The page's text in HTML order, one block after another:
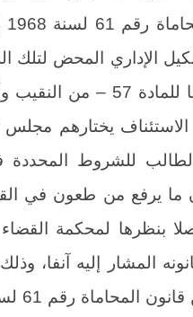
الإداري المحض لتلك
بها نظرها، إذ أنها تؤلف –
يختارهم مجلس
للشروط
يرفع من طعون في
بنظرها لمحكمة
13، 14، 15، من قانونه المشار